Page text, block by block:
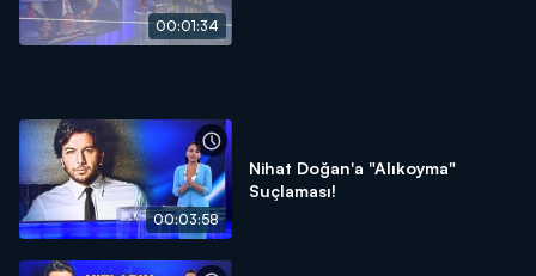
00:01:34
00:03:58
Nihat Doğan'a "Alıkoyma"
Suçlaması!